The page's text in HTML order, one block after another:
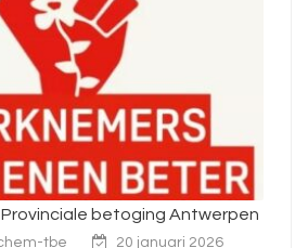
regels rond ziekte vanaf 2026
basf/eurochem-tbe 23 december